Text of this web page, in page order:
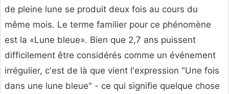
de pleine lune se produit deux fois au cours du
même mois. Le terme familier pour ce phénomène
est la «Lune bleue». Bien que 2,7 ans puissent
difficilement être considérés comme un événement
irrégulier, c'est de là que vient l'expression "Une fois
dans une lune bleue" - ce qui signifie quelque chose